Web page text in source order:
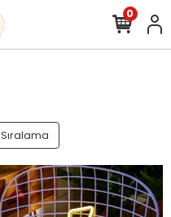
0
Sıralama